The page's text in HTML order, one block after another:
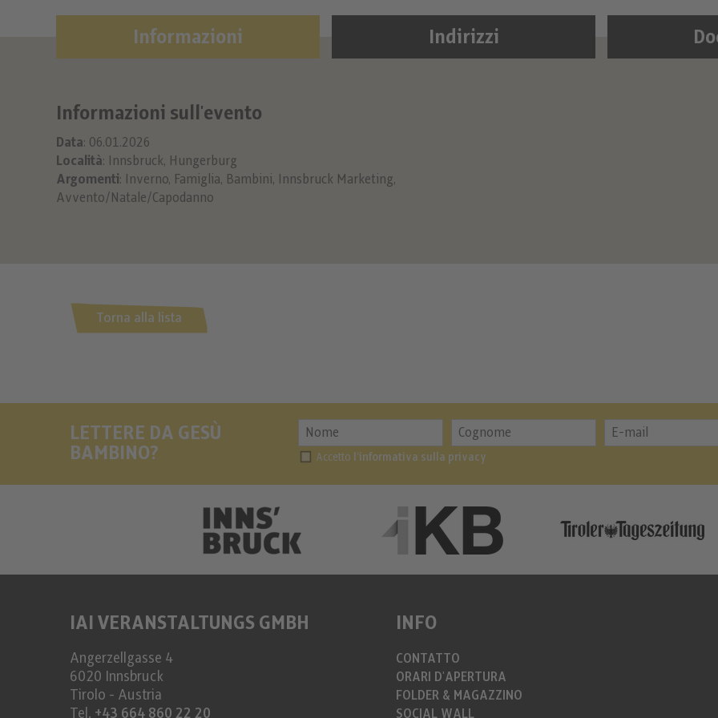
Informazioni sull'evento
Data: 06.01.2026
Località: Innsbruck, Hungerburg
Argomenti: Inverno, Famiglia, Bambini, Innsbruck Marketing,
Avvento/Natale/Capodanno
Informazioni Indirizzi
Torna alla lista
LETTERE DA GESÙ
BAMBINO?
Accetto l’informativa sulla privacy
IAI VERANSTALTUNGS GMBH
Angerzellgasse 4
6020 Innsbruck
Tirolo - Austria
Tel. +43 664 860 22 20
INFO
CONTATTO
ORARI D'APERTURA
FOLDER & MAGAZZINO
SOCIAL WALL